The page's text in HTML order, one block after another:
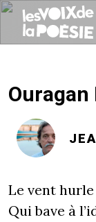
Ouragan
Le vent
Qui bave à